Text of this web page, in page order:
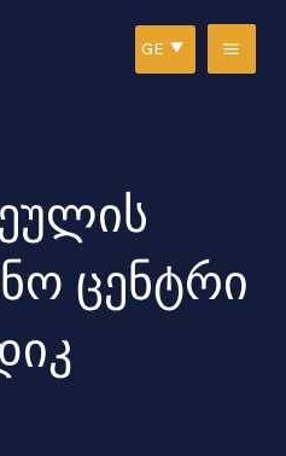
GE
ცენტრი